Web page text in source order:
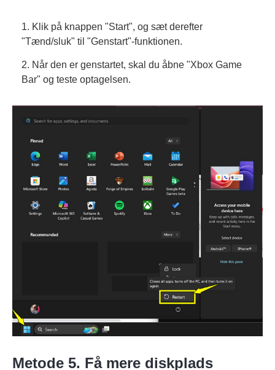
Trin 2.
1. Klik på knappen "Start", og sæt derefter
"Tænd/sluk" til "Genstart"-funktionen.
2. Når den er genstartet, skal du åbne "Xbox Game
Bar" og teste optagelsen.
Metode 5. Få mere diskplads